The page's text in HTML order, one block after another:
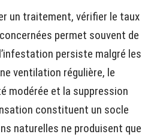
un traitement, vérifier le taux
permet souvent de
persiste malgré les
ventilation régulière, le
modérée et la suppression
constituent un socle
naturelles ne produisent que